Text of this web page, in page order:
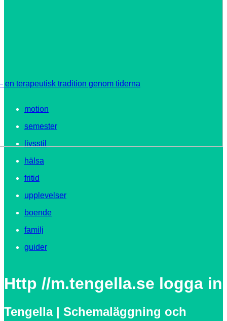
en terapeutisk tradition genom tiderna
motion
semester
livsstil
hälsa
fritid
upplevelser
boende
familj
guider
Http //m.tengella.se logga in
Tengella | Schemaläggning och